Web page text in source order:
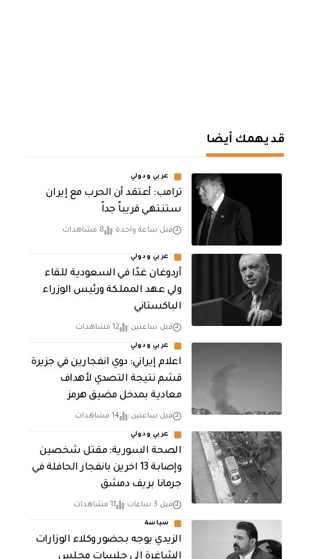
قد يهمك أيضا
عربي ودولي
‏ترامب: أعتقد أن الحرب مع إيران
ستنتهي قريباً جداً
قبل ساعة واحدة 8 مشاهدات
عربي ودولي
أردوغان غدًا في السعودية للقاء
ولي عهد المملكة ورئيس الوزراء
الباكستاني
قبل ساعتين 12 مشاهدات
عربي ودولي
اعلام إيراني: دوي انفجارين في جزيرة
قشم نتيجة التصدي لأهداف
معادية بمدخل مضيق هرمز
قبل ساعتين 14 مشاهدات
عربي ودولي
الصحة السورية: مقتل شخصين
وإصابة 13 اخرين بانفجار الحافلة في
جرمانا بريف دمشق
قبل 3 ساعات 11 مشاهدات
سياسة
الزيدي يوجه بحضور وكلاء الوزارات
الشاغرة الى جلسات مجلس